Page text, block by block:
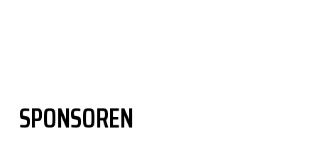
SPONSOREN